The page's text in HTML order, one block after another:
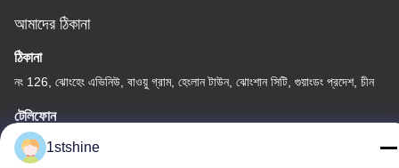
আমাদের ঠিকানা
ঠিকানা
নং 126, ঝোংহেং এভিনিউ, বাওয়ু গ্রাম, হেংলান টাউন, ঝোংশান সিটি, গুয়াংডং প্রদেশ, চীন
টেলিফোন
86--18126432925
1stshine